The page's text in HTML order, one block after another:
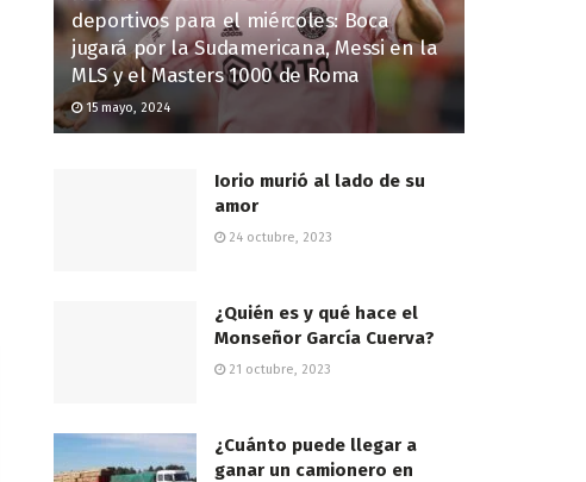
deportivos para el miércoles: Boca
jugará por la Sudamericana, Messi en la
MLS y el Masters 1000 de Roma
15 mayo, 2024
Iorio murió al lado de su
amor
24 octubre, 2023
¿Quién es y qué hace el
Monseñor García Cuerva?
21 octubre, 2023
¿Cuánto puede llegar a
ganar un camionero en